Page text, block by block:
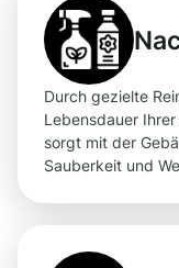
Durch gezielte
Lebensdauer
sorgt mit der
Sauberkeit und